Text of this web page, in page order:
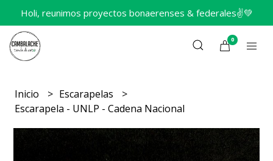
Holi, reunimos proyectos bonaerenses & federales✌️💚
0
Inicio
Escarapelas
Escarapela - UNLP - Cadena Nacional